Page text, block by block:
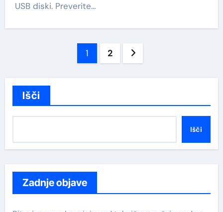
USB diski. Preverite…
Številčenje1 2
Išči
Išči
Zadnje objave